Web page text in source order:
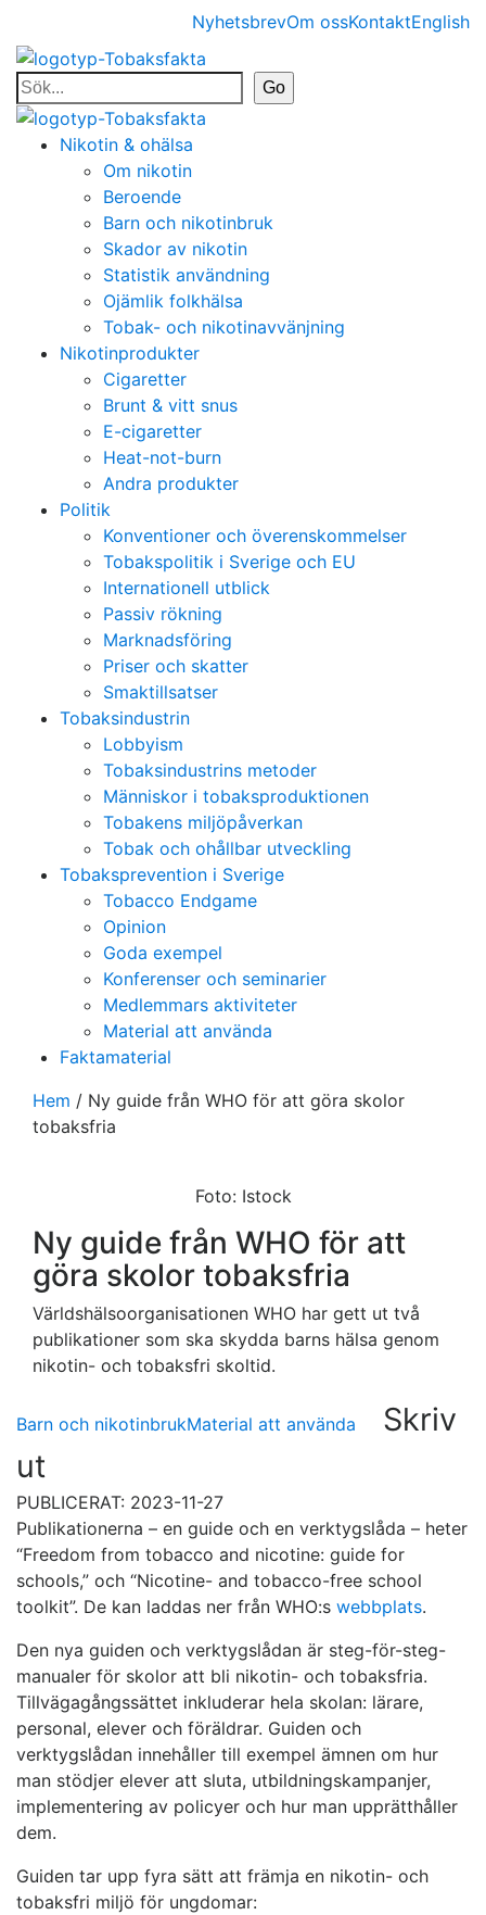
NyhetsbrevOm ossKontaktEnglish
Nikotin & ohälsa
Om nikotin
Beroende
Barn och nikotinbruk
Skador av nikotin
Statistik användning
Ojämlik folkhälsa
Tobak- och nikotinavvänjning
Nikotinprodukter
Cigaretter
Brunt & vitt snus
E-cigaretter
Heat-not-burn
Andra produkter
Politik
Konventioner och överenskommelser
Tobakspolitik i Sverige och EU
Internationell utblick
Passiv rökning
Marknadsföring
Priser och skatter
Smaktillsatser
Tobaksindustrin
Lobbyism
Tobaksindustrins metoder
Människor i tobaksproduktionen
Tobakens miljöpåverkan
Tobak och ohållbar utveckling
Tobaksprevention i Sverige
Tobacco Endgame
Opinion
Goda exempel
Konferenser och seminarier
Medlemmars aktiviteter
Material att använda
Faktamaterial
Hem / Ny guide från WHO för att göra skolor
tobaksfria
Foto: Istock
Ny guide från WHO för att
göra skolor tobaksfria
Världshälsoorganisationen WHO har gett ut två
publikationer som ska skydda barns hälsa genom
nikotin- och tobaksfri skoltid.
Barn och nikotinbrukMaterial att använda
Skriv
ut
PUBLICERAT: 2023-11-27
Publikationerna – en guide och en verktygslåda – heter
“Freedom from tobacco and nicotine: guide for
schools,” och “Nicotine- and tobacco-free school
toolkit”. De kan laddas ner från WHO:s webbplats.
Den nya guiden och verktygslådan är steg-för-steg-
manualer för skolor att bli nikotin- och tobaksfria.
Tillvägagångssättet inkluderar hela skolan: lärare,
personal, elever och föräldrar. Guiden och
verktygslådan innehåller till exempel ämnen om hur
man stödjer elever att sluta, utbildningskampanjer,
implementering av policyer och hur man upprätthåller
dem.
Guiden tar upp fyra sätt att främja en nikotin- och
tobaksfri miljö för ungdomar: